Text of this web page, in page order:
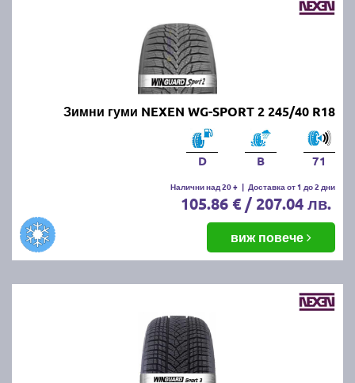
Зимни гуми NEXEN WG-SPORT 2 245/40 R18
D B 71
Налични над 20 + | Доставка от 1 до 2 дни
105.86 € / 207.04 лв.
виж повече